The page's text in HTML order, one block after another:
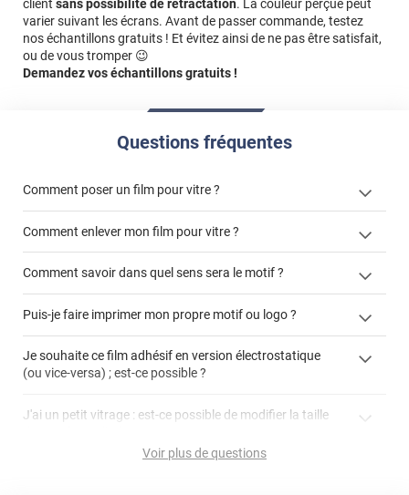
client sans possibilité de rétractation. La couleur perçue peut
varier suivant les écrans. Avant de passer commande, testez
nos échantillons gratuits ! Et évitez ainsi de ne pas être satisfait,
ou de vous tromper 😉
Demandez vos échantillons gratuits !
Questions fréquentes
Comment poser un film pour vitre ?
cet article
cet
article
Comment enlever mon film pour vitre ?
enlever et stocker
Comment savoir dans quel sens sera le motif ?
Puis-je faire imprimer mon propre motif ou logo ?
personnaliser
Je souhaite ce film adhésif en version électrostatique
(ou vice-versa) ; est-ce possible ?
J'ai un petit vitrage : est-ce possible de modifier la taille
impression personnalisée
Voir plus de questions